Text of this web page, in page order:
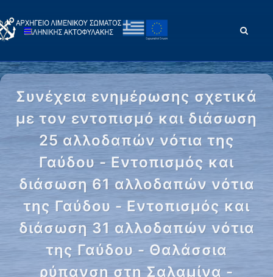
Συνέχεια ενημέρωσης σχετικά
με τον εντοπισμό και διάσωση
25 αλλοδαπών νότια της
Γαύδου - Εντοπισμός και
διάσωση 61 αλλοδαπών νότια
της Γαύδου - Εντοπισμός και
διάσωση 31 αλλοδαπών νότια
της Γαύδου - Θαλάσσια
ρύπανση στη Σαλαμίνα -